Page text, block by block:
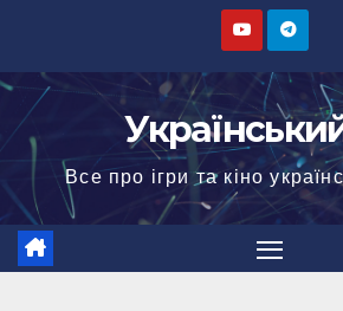
вмісту
Все про ігри та кіно